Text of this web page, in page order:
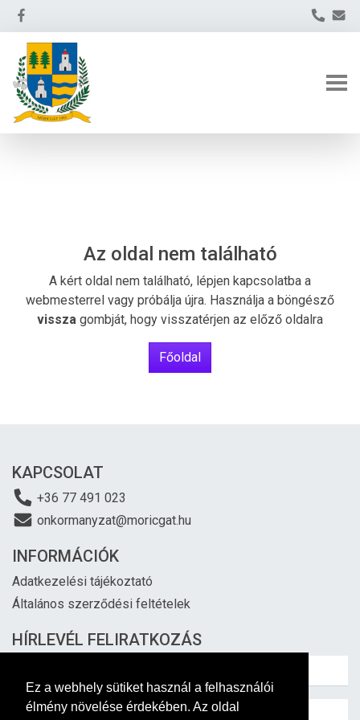
Ez a webhely sütiket használ a felhasználói
élmény növelése érdekében. Az oldal
Az oldal nem található
A kért oldal nem található, lépjen kapcsolatba a
webmesterrel vagy próbálja újra. Használja a böngésző
vissza gombját, hogy visszatérjen az előző oldalra
Főoldal
KAPCSOLAT
+36 77 491 023
onkormanyzat@moricgat.hu
INFORMÁCIÓK
Adatkezelési tájékoztató
Általános szerződési feltételek
HÍRLEVÉL FELIRATKOZÁS